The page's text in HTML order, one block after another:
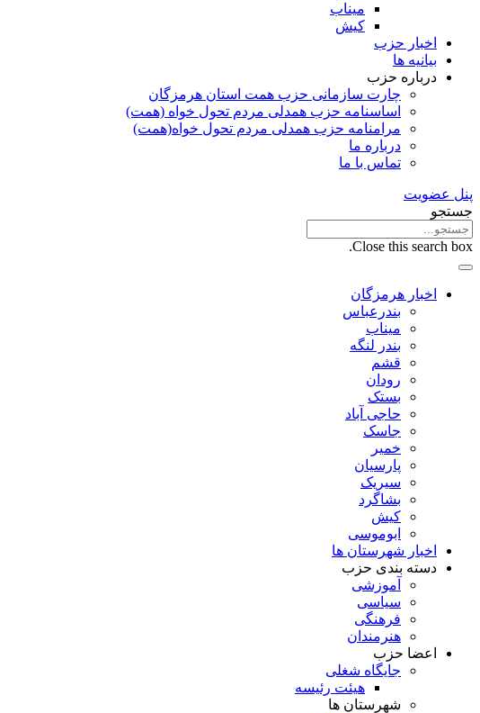
میناب
کیش
اخبار حزب
بیانیه ها
درباره حزب
چارت سازمانی حزب همت استان هرمزگان
اساسنامه حزب همدلی مردم تحول خواه (همت)
مرامنامه حزب همدلی مردم تحول خواه(همت)
درباره ما
تماس با ما
پنل عضویت
جستجو
Close this search box.
اخبار هرمزگان
بندرعباس
میناب
بندر لنگه
قشم
رودان
بستک
حاجی آباد
جاسک
خمیر
پارسیان
سیریک
بشاگرد
کیش
ابوموسی
اخبار شهرستان ها
دسته بندی حزب
آموزشی
سیاسی
فرهنگی
هنرمندان
اعضا حزب
جایگاه شغلی
هیئت رئیسه
شهرستان ها